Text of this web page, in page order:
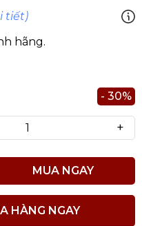
tiết)
hãng.
- 30%
+
MUA NGAY
HÀNG NGAY